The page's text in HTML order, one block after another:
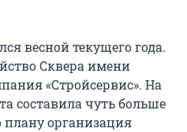
весной текущего года.
Сквера имени
«Стройсервис». На
составила чуть больше
организация